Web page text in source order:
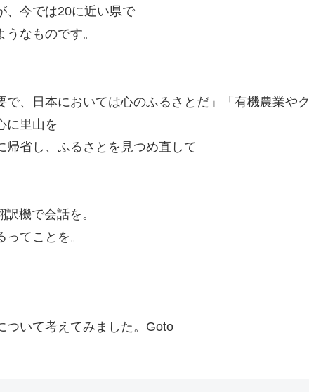
、今では20に近い県で
なものです。
で、日本においては心のふるさとだ」「有機農業やク
に里山を
省し、ふるさとを見つめ直して
機で会話を。
てことを。
ついて考えてみました。Goto